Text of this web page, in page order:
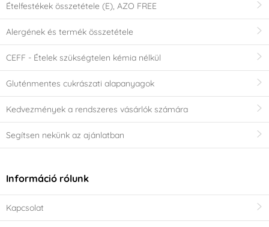
Ételfestékek összetétele (E), AZO FREE
Alergének és termék összetétele
CEFF - Ételek szükségtelen kémia nélkül
Gluténmentes cukrászati alapanyagok
Kedvezmények a rendszeres vásárlók számára
Segítsen nekünk az ajánlatban
Információ rólunk
Kapcsolat